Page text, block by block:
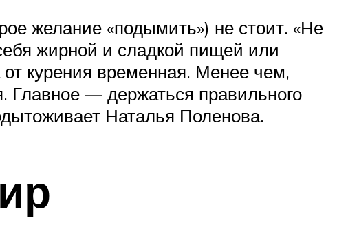
желание «подымить») не стоит. «Не
жирной и сладкой пищей или
курения временная. Менее чем,
Главное — держаться правильного
Наталья Поленова.